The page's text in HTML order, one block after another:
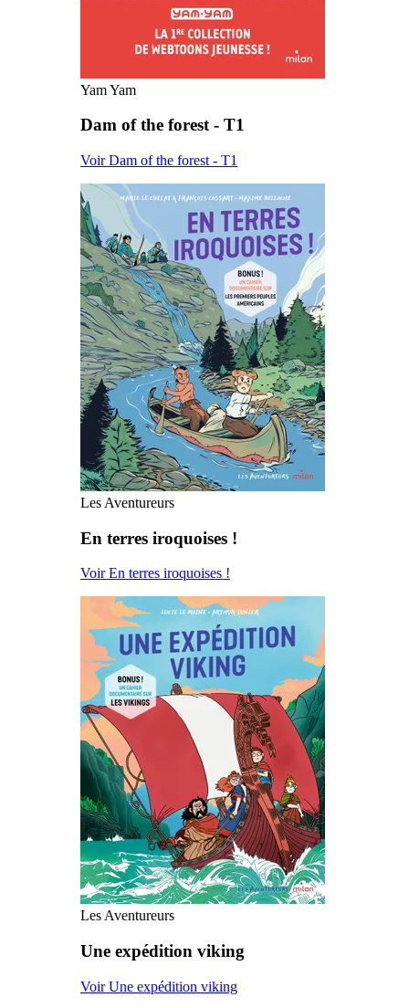
Yam Yam
Dam of the forest - T1
Voir Dam of the forest - T1
Les Aventureurs
En terres iroquoises !
Voir En terres iroquoises !
Les Aventureurs
Une expédition viking
Voir Une expédition viking